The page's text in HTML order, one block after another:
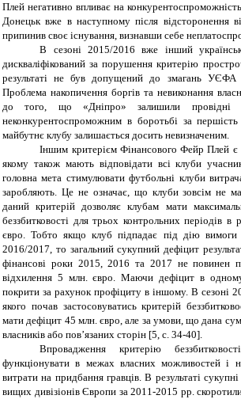
Плей негативно впливає на
Донецьк вже в наступному після відсторонення
припинив своє існування, визнавши себе
В сезоні 2015/2016 вже інший
дискваліфікований за порушення критерію
результаті не був допущений до змагань УЄФА
Проблема накопичення боргів та невиконання
до того, що «Дніпро» залишили провідні
неконкурентоспроможним в боротьбі за
майбутнє клубу залишається досить невизначеним.
Іншим критерієм Фінансового Фейр Плей є
якому також мають відповідати всі клуби
головна мета стимулювати футбольні клуби
заробляють. Це не означає, що клуби зовсім не
даний критерій дозволяє клубам мати
беззбитковості для трьох контрольних періодів
євро. Тобто якщо клуб підпадає під дію вимоги
2016/2017, то загальний сукупний дефіцит
фінансові роки 2015, 2016 та 2017 не повинен
відхилення 5 млн. євро. Маючи дефіцит в
покрити за рахунок профіциту в іншому. В сезоні
якого почав застосовуватись критерій
мати дефіцит 45 млн. євро, але за умови, що дана
власників або пов’язаних сторін [5, с. 34-40].
Впровадження критерію
функціонувати в межах власних можливостей і
витрати на придбання гравців. В результаті
вищих дивізіонів Європи за 2011-2015 рр.